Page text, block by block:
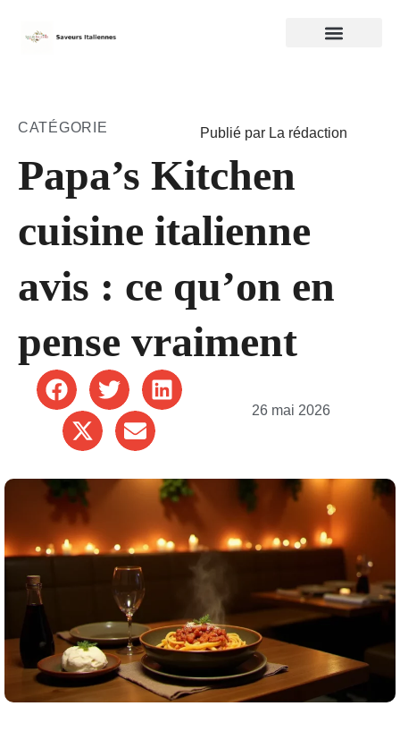
CATÉGORIE Publié par La rédaction
Papa’s Kitchen
cuisine italienne
avis : ce qu’on en
pense vraiment
26 mai 2026